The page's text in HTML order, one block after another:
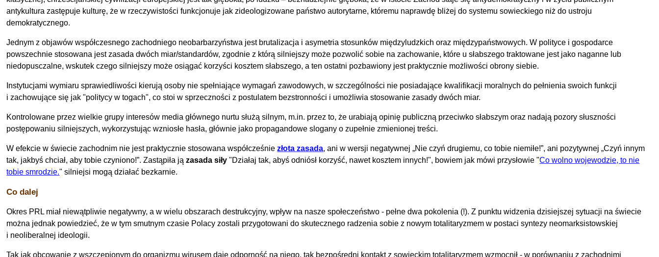
antykultura zastępuje kulturę, że w rzeczywistości funkcjonuje jak zideologizowane państwo autorytarne, któremu naprawdę bliżej do systemu sowieckiego niż do ustroju
demokratycznego.
Jednym z objawów współczesnego zachodniego neobarbarzyństwa jest brutalizacja i asymetria stosunków międzyludzkich oraz międzypaństwowych. W polityce i gospodarce
powszechnie stosowana jest zasada dwóch miar/standardów, zgodnie z którą silniejszy może pozwolić sobie na zachowanie, które u słabszego traktowane jest jako naganne lub
niedopusczalne, wskutek czego silniejszy może osiągać korzyści kosztem słabszego, a ten ostatni pozbawiony jest praktycznie możliwości obrony siebie.
Instytucjami wymiaru sprawiedliwości kierują osoby nie spełniające wymagań zawodowych, w szczególności nie posiadające kwalifikacji moralnych do pełnienia swoich funkcji
i zachowujące się jak "politycy w togach", co stoi w sprzeczności z postulatem bezstronności i umożliwia stosowanie zasady dwóch miar.
Kontrolowane przez wielkie grupy interesów media głównego nurtu służą silnym, m.in. przez to, że urabiają opinię publiczną przeciwko słabszym oraz nadają pozory słuszności
postępowaniu silniejszych, wykorzystując wzniosłe hasła, głównie jako propagandowe slogany o zupełnie zmienionej treści.
W efekcie w świecie zachodnim nie jest praktycznie stosowana współcześniezłota zasada, ani w wersji negatywnej Nie czyń drugiemu, co tobie niemiłe! , ani pozytywnej Czyń innym
tak, jakbyś chciał, aby tobie czyniono! . Zastąpiła jązasada siły "Działaj tak, abyś odniósł korzyść, nawet kosztem innych!", bowiem jak mówi przysłowie "Co wolno wojewodzie, to nie
tobie smrodzie." silniejsi mogą działać bezkarnie.
Co dalej
Okres PRL miał niewątpliwie negatywny, a w wielu obszarach destrukcyjny, wpływ na nasze społeczeństwo - pełne dwa pokolenia (!). Z punktu widzenia dzisiejszej sytuacji na świecie
można jednak powiedzieć, że w tym smutnym czasie Polacy zostali przygotowani do skutecznego radzenia sobie z nowym totalitaryzmem w postaci syntezy neomarksistowskiej
i neoliberalnej ideologii.
Tak jak obcowanie z wszczepionym do organizmu wirusem daje odporność na niego, tak bezpośredni kontakt z sowieckim totalitaryzmem wzmocnił - w porównaniu z zachodnimi